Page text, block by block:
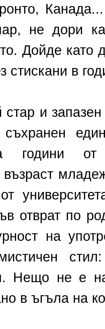
не дори
Дойде като
стискани в
и
години
отврат по
на
Нещо не е
в ъгъла на